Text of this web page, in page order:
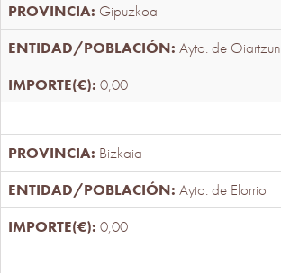
Gipuzkoa
Ayto. de Oiartzun
0,00
Bizkaia
Ayto. de Elorrio
0,00